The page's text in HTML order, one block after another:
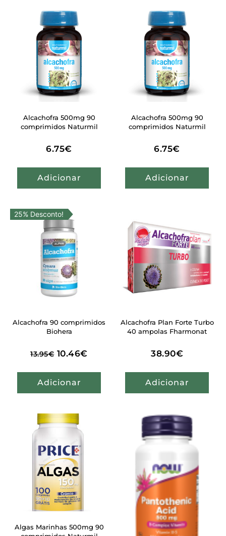
Alcachofra 500mg 90
comprimidos Naturmil
6.75€
Adicionar
Alcachofra 500mg 90
comprimidos Naturmil
6.75€
Adicionar
25% Desconto!
Alcachofra 90 comprimidos
Biohera
13.95€ 10.46€
Adicionar
Alcachofra Plan Forte Turbo
40 ampolas Fharmonat
38.90€
Adicionar
Algas Marinhas 500mg 90